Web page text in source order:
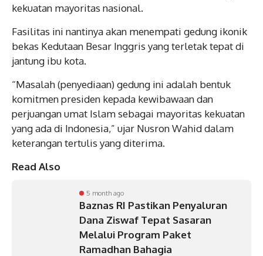
kekuatan mayoritas nasional.
Fasilitas ini nantinya akan menempati gedung ikonik
bekas Kedutaan Besar Inggris yang terletak tepat di
jantung ibu kota.
“Masalah (penyediaan) gedung ini adalah bentuk
komitmen presiden kepada kewibawaan dan
perjuangan umat Islam sebagai mayoritas kekuatan
yang ada di Indonesia,” ujar Nusron Wahid dalam
keterangan tertulis yang diterima.
Read Also
5 month ago
Baznas RI Pastikan Penyaluran
Dana Ziswaf Tepat Sasaran
Melalui Program Paket
Ramadhan Bahagia